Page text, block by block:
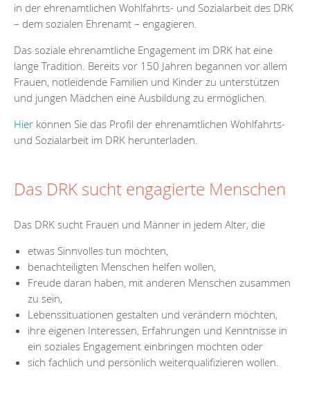
in der ehrenamtlichen Wohlfahrts- und Sozialarbeit des DRK
– dem sozialen Ehrenamt – engagieren.
Das soziale ehrenamtliche Engagement im DRK hat eine
lange Tradition. Bereits vor 150 Jahren begannen vor allem
Frauen, notleidende Familien und Kinder zu unterstützen
und jungen Mädchen eine Ausbildung zu ermöglichen.
Hier können Sie das Profil der ehrenamtlichen Wohlfahrts-
und Sozialarbeit im DRK herunterladen.
Das DRK sucht engagierte Menschen
Das DRK sucht Frauen und Männer in jedem Alter, die
etwas Sinnvolles tun möchten,
benachteiligten Menschen helfen wollen,
Freude daran haben, mit anderen Menschen zusammen
zu sein,
Lebenssituationen gestalten und verändern möchten,
ihre eigenen Interessen, Erfahrungen und Kenntnisse in
ein soziales Engagement einbringen möchten oder
sich fachlich und persönlich weiterqualifizieren wollen.